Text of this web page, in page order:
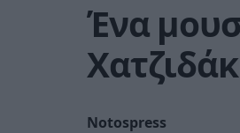
Ένα
Notospress